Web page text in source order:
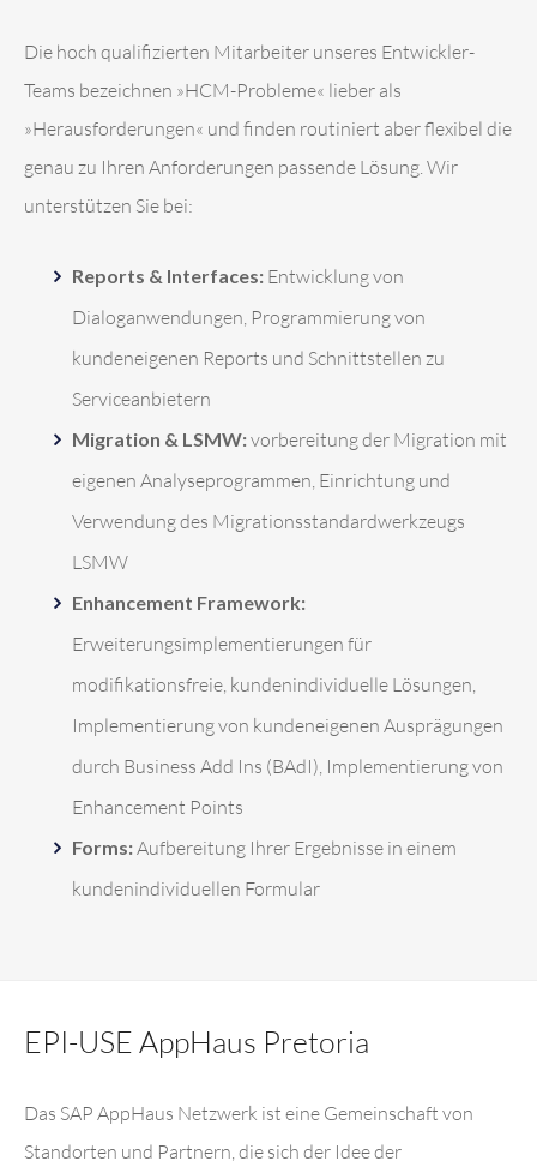
Die hoch qualifizierten Mitarbeiter unseres Entwickler-
Teams bezeichnen »HCM-Probleme« lieber als
»Herausforderungen« und finden routiniert aber flexibel die
genau zu Ihren Anforderungen passende Lösung. Wir
unterstützen Sie bei:
Reports & Interfaces: Entwicklung von
Dialoganwendungen, Programmierung von
kundeneigenen Reports und Schnittstellen zu
Serviceanbietern
Migration & LSMW:vorbereitung der Migration mit
eigenen Analyseprogrammen, Einrichtung und
Verwendung des Migrationsstandardwerkzeugs
LSMW
Enhancement Framework:
Erweiterungsimplementierungen für
modifikationsfreie, kundenindividuelle Lösungen,
Implementierung von kundeneigenen Ausprägungen
durch Business Add Ins (BAdI), Implementierung von
Enhancement Points
Forms:Aufbereitung Ihrer Ergebnisse in einem
kundenindividuellen Formular
EPI-USE AppHaus Pretoria
Das SAP AppHaus Netzwerk ist eine Gemeinschaft von
Standorten und Partnern, die sich der Idee der